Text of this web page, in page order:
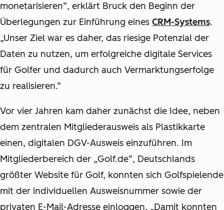
monetarisieren“, erklärt Bruck den Beginn der
Überlegungen zur Einführung eines CRM-Systems.
„Unser Ziel war es daher, das riesige Potenzial der
Daten zu nutzen, um erfolgreiche digitale Services
für Golfer und dadurch auch Vermarktungserfolge
zu realisieren.“
Vor vier Jahren kam daher zunächst die Idee, neben
dem zentralen Mitgliederausweis als Plastikkarte
einen, digitalen DGV-Ausweis einzuführen. Im
Mitgliederbereich der „Golf.de“, Deutschlands
größter Website für Golf, konnten sich Golfspielende
mit der individuellen Ausweisnummer sowie der
privaten E-Mail-Adresse einloggen. „Damit konnten